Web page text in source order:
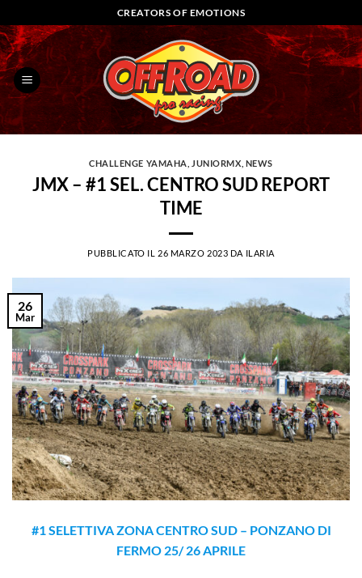
ai
contenuti
CREATORS OF EMOTIONS
CHALLENGE YAMAHA JUNIORMX NEWS
JMX – #1 SEL. CENTRO SUD REPORT
TIME
PUBBLICATO IL 26 MARZO 2023 DA ILARIA
26
Mar
#1 SELETTIVA ZONA CENTRO SUD – PONZANO DI
FERMO 25/ 26 APRILE